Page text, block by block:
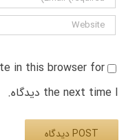
in this browser for
the next time I دیدگاه.